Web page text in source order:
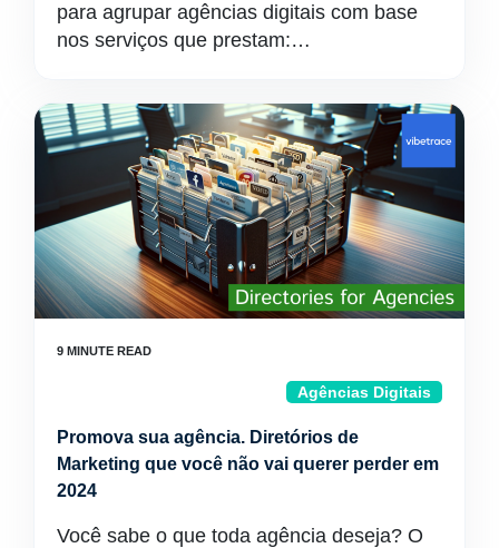
para agrupar agências digitais com base
nos serviços que prestam:…
Agências Digitais
Promova sua agência. Diretórios de
Marketing que você não vai querer perder em
2024
Você sabe o que toda agência deseja? O